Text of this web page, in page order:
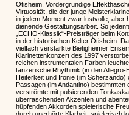
Ötisheim. Vordergründige
Virtuosität, die der junge
in jedem Moment zwar lustvolle, aber
dienende Gestaltungsarbeit. So
„ECHO-Klassik“-Preisträger beim
in der historischen Kelter Ötisheim.
vielfach verstärkte Bietigheimer
Klarinettenkonzert des 1997
reichen instrumentalen Farben
tänzerische Rhythmik (in den
Heiterkeit und Ironie (im
Passagen (im Andantino) bestimmten
verströmte mit pulsierenden
überraschenden Akzenten und
hüpfenden Akkorden spielerische